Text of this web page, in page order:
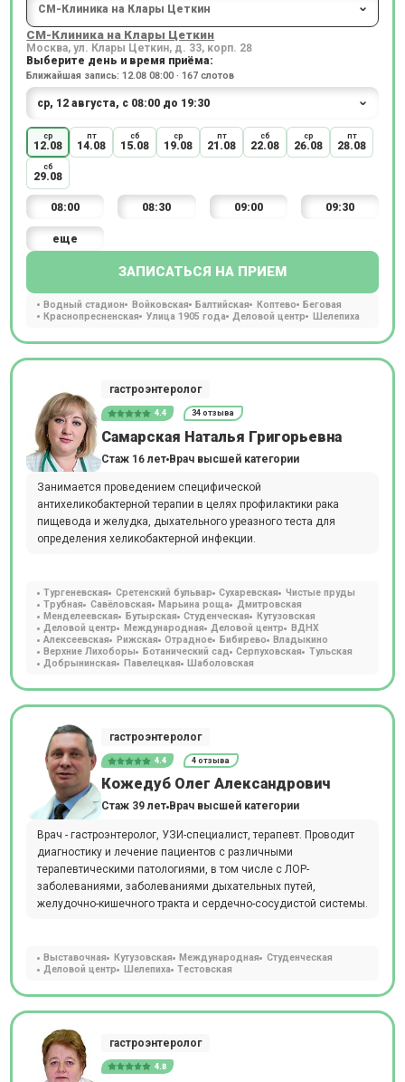
СМ-Клиника на Клары Цеткин
Москва, ул. Клары Цеткин, д. 33, корп. 28
Выберите день и время приёма:
Ближайшая запись: 12.08 08:00 · 167 слотов
ср
12.08
пт
14.08
сб
15.08
ср
19.08
пт
21.08
сб
22.08
ср
26.08
пт
28.08
сб
29.08
08:00 08:30 09:00 09:30
еще
ЗАПИСАТЬСЯ НА ПРИЕМ
Водный стадион Войковская Балтийская Коптево
Беговая
Краснопресненская
Улица 1905 года Деловой центр Шелепиха
гастроэнтеролог
4.4 34 отзыва
Самарская Наталья Григорьевна
Стаж 16 лет Врач высшей категории
Занимается проведением специфической
антихеликобактерной терапии в целях профилактики рака
пищевода и желудка, дыхательного уреазного теста для
определения хеликобактерной инфекции.
Тургеневская Сретенский бульвар Сухаревская
Чистые пруды
Трубная
Савёловская Марьина роща
Дмитровская
Менделеевская
Бутырская Студенческая
Кутузовская
Деловой центр
Международная Деловой центр
ВДНХ
Алексеевская
Рижская Отрадное Бибирево
Владыкино
Верхние Лихоборы
Ботанический сад Серпуховская
Тульская
Добрынинская
Павелецкая Шаболовская
гастроэнтеролог
4.4 4 отзыва
Кожедуб Олег Александрович
Стаж 39 лет Врач высшей категории
Врач - гастроэнтеролог, УЗИ-специалист, терапевт. Проводит
диагностику и лечение пациентов с различными
терапевтическими патологиями, в том числе с ЛОР-
заболеваниями, заболеваниями дыхательных путей,
желудочно-кишечного тракта и сердечно-сосудистой системы.
Выставочная Кутузовская Международная
Студенческая
Деловой центр
Шелепиха Тестовская
гастроэнтеролог
4.8